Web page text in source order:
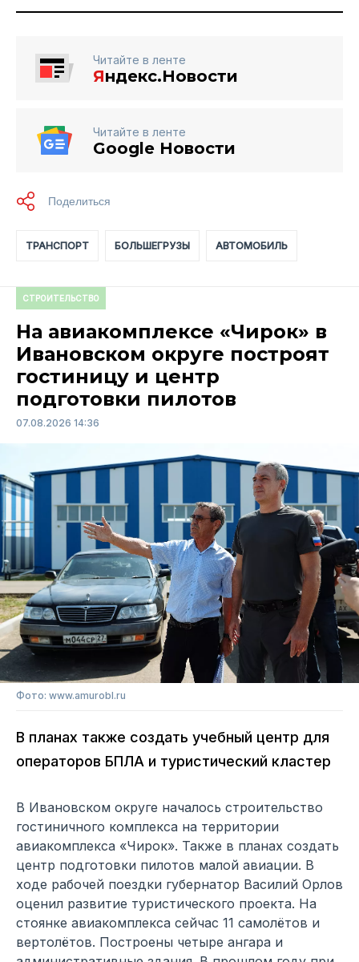
Читайте в ленте
Яндекс.Новости
Читайте в ленте
Google Новости
ТРАНСПОРТ БОЛЬШЕГРУЗЫ АВТОМОБИЛЬ
СТРОИТЕЛЬСТВО
На авиакомплексе «Чирок» в
Ивановском округе построят
гостиницу и центр
подготовки пилотов
07.08.2026 14:36
Фото: www.amurobl.ru
В планах также создать учебный центр для
операторов БПЛА и туристический кластер
В Ивановском округе началось строительство
гостиничного комплекса на территории
авиакомплекса «Чирок». Также в планах создать
центр подготовки пилотов малой авиации. В
ходе рабочей поездки губернатор Василий Орлов
оценил развитие туристического проекта. На
стоянке авиакомплекса сейчас 11 самолётов и
вертолётов. Построены четыре ангара и